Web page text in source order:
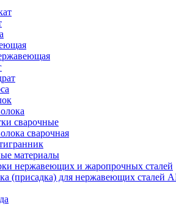
сварочные
сварочная
материалы
нержавеющих и жаропрочных сталей
(присадка) для нержавеющих сталей